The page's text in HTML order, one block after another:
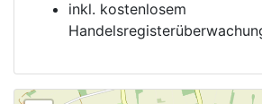
inkl. kostenlosem